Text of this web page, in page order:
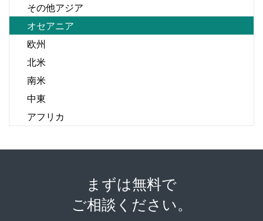
その他アジア
オセアニア
欧州
北米
南米
中東
アフリカ
まずは無料で
ご相談ください。